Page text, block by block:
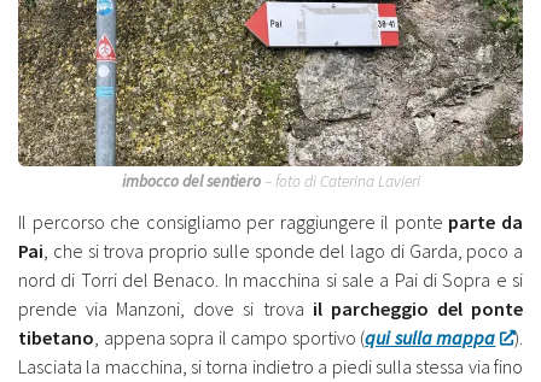
imbocco del sentiero– foto di Caterina Lavieri
Il percorso che consigliamo per raggiungere il ponte parte da
Pai, che si trova proprio sulle sponde del lago di Garda, poco a
nord di Torri del Benaco. In macchina si sale a Pai di Sopra e si
prende via Manzoni, dove si trova il parcheggio del ponte
tibetano, appena sopra il campo sportivo (qui sulla mappa
).
Lasciata la macchina, si torna indietro a piedi sulla stessa via fino